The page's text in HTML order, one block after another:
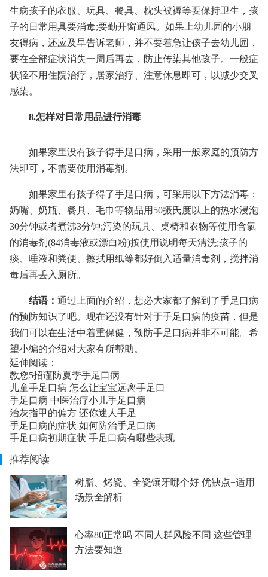
生病孩子的衣服、玩具、餐具、枕头被褥等要保持卫生，孩
子的日常用具要消毒;要勤开窗通风。如果上幼儿园的小朋
友得病，还应及早告诉老师，并不要着急让孩子去幼儿园，
要在全部症状消失一周后再去，防止传染其他孩子。一般症
状轻不用住院治疗，居家治疗、注意休息即可，以减少交叉
感染。
8.怎样对日常用品进行消毒
如果家里没有孩子得手足口病，采用一般家庭的预防方
法即可，不需要使用消毒剂。
如果家里有孩子得了手足口病，可采用以下方法消毒：
奶嘴、奶瓶、餐具、毛巾等物品用50摄氏度以上的热水浸泡
30分钟或者煮沸3分钟;污染的玩具、桌椅和衣物等使用含氯
的消毒剂(84消毒液或漂白粉)按使用说明每天清洗;孩子的
痰、唾液和粪便、擦拭用纸等都好倒入适量消毒剂，搅拌消
毒后再丢入厕所。
结语： 通过上面的介绍，想必大家都了解到了手足口病
的预防知识了吧。现在还没有针对于手足口病的疫苗，但是
我们可以在生活中着重保健，预防手足口病并非不可能。希
望小编的介绍对大家有所帮助。
延伸阅读：
教您5招谨防夏季手足口病
儿童手足口病 怎么让宝宝远离手足口
手足口病 中医治疗小儿手足口病
治灰指甲的偏方 还你迷人手足
手足口病的症状 如何防治手足口病
手足口病初期症状 手足口病有哪些表现
推荐阅读
树脂、烤瓷、全瓷镶牙哪个好 优缺点+适用
场景全解析
心率80正常吗 不同人群风险不同 这些管理
方法要知道